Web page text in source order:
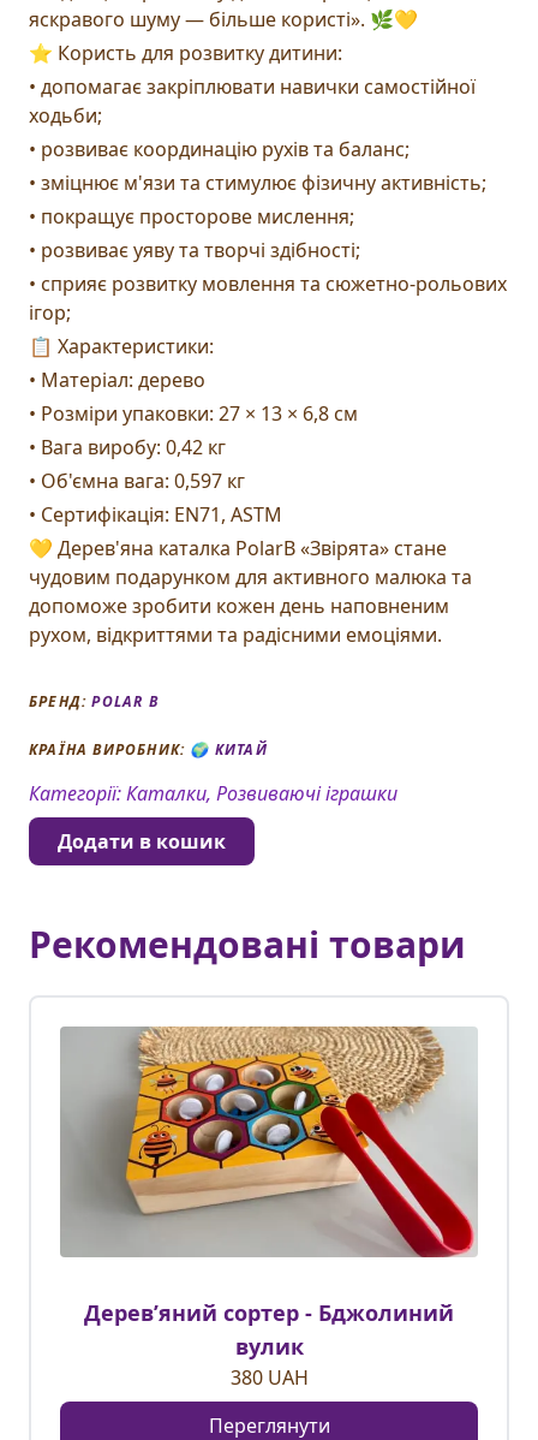
яскравого шуму — більше користі». 🌿💛
⭐ Користь для розвитку дитини:
• допомагає закріплювати навички самостійної
ходьби;
• розвиває координацію рухів та баланс;
• зміцнює м'язи та стимулює фізичну активність;
• покращує просторове мислення;
• розвиває уяву та творчі здібності;
• сприяє розвитку мовлення та сюжетно-рольових
ігор;
📋 Характеристики:
• Матеріал: дерево
• Розміри упаковки: 27 × 13 × 6,8 см
• Вага виробу: 0,42 кг
• Об'ємна вага: 0,597 кг
• Сертифікація: EN71, ASTM
💛 Дерев'яна каталка PolarB «Звірята» стане
чудовим подарунком для активного малюка та
допоможе зробити кожен день наповненим
рухом, відкриттями та радісними емоціями.
БРЕНД:POLAR B
КРАЇНА ВИРОБНИК: 🌍 КИТАЙ
Категорії:Каталки, Розвиваючі іграшки
Додати в кошик
Рекомендовані товари
Деревʼяний сортер - Бджолиний
вулик
380UAH
Переглянути